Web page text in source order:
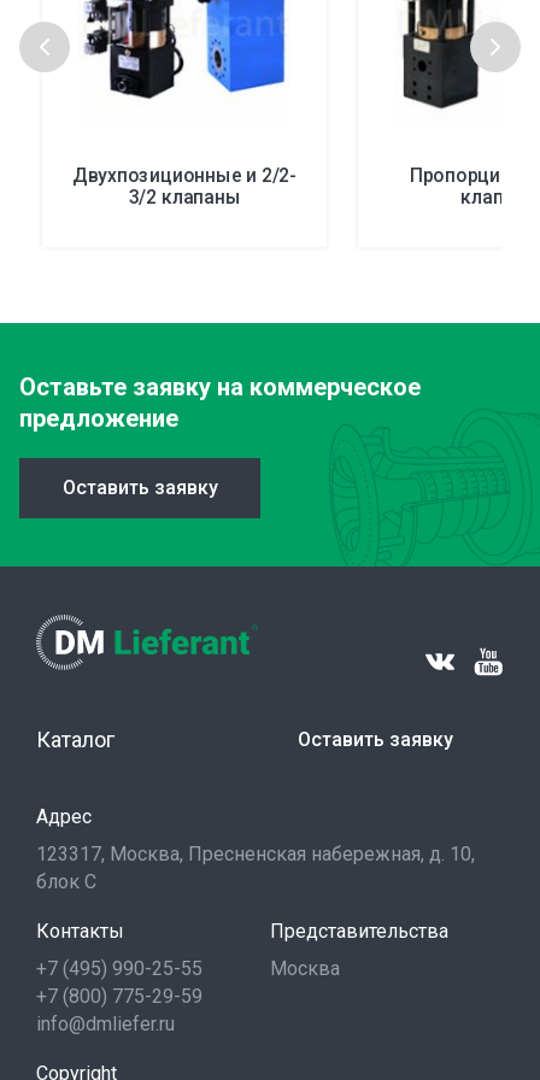
Двухпозиционные и 2/2-
3/2 клапаны клапаны
Оставьте заявку на коммерческое
предложение
Оставить заявку
Каталог Оставить заявку
Адрес
123317, Москва, Пресненская набережная, д. 10,
блок С
Контакты
+7 (495) 990-25-55
+7 (800) 775-29-59
info@dmliefer.ru
Представительства
Москва
Copyright